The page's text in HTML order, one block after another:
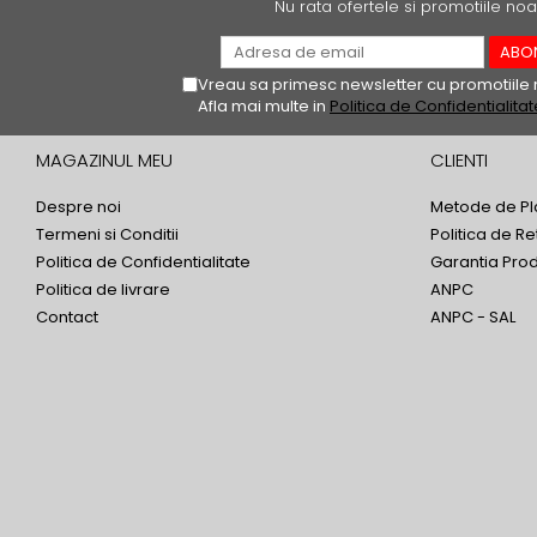
CITY PLASTER
DOLOMITE
ECLIPSE
EMPERADOR
FLATIRON
GENESIS
TRAIL
VIBES
WALK
X-ROCK
ENERGIE KER
Nu rata ofertele si promotiile
Vreau sa primesc newsletter cu promotiile
Afla mai multe in Politica de
MAGAZINUL MEU
Despre noi
Termeni si Conditii
Politica de Confidentialitate
Politica de livrare
Contact
CLIENTI
Metode de
Politica de
Garantia
ANPC
ANPC - SAL